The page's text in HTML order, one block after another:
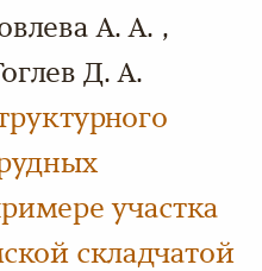
А. А. ,
Д. А.
участка
складчатой